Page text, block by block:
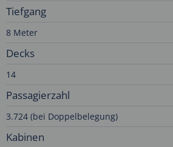
Tiefgang
8 Meter
Decks
14
Passagierzahl
3.724 (bei Doppelbelegung)
Kabinen